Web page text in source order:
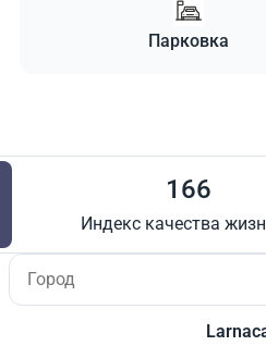
Парковка
166
Индекс качества